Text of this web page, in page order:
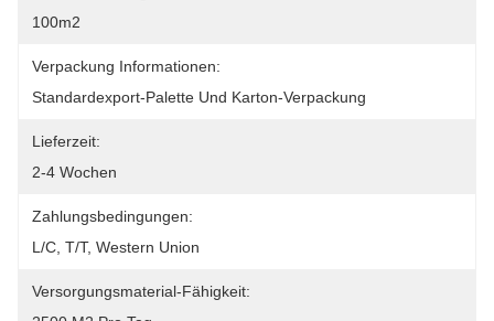
100m2
Verpackung Informationen:
Standardexport-Palette Und Karton-Verpackung
Lieferzeit:
2-4 Wochen
Zahlungsbedingungen:
L/C, T/T, Western Union
Versorgungsmaterial-Fähigkeit: